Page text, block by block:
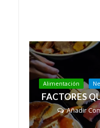
Alimentación
FACTORES
Añadir